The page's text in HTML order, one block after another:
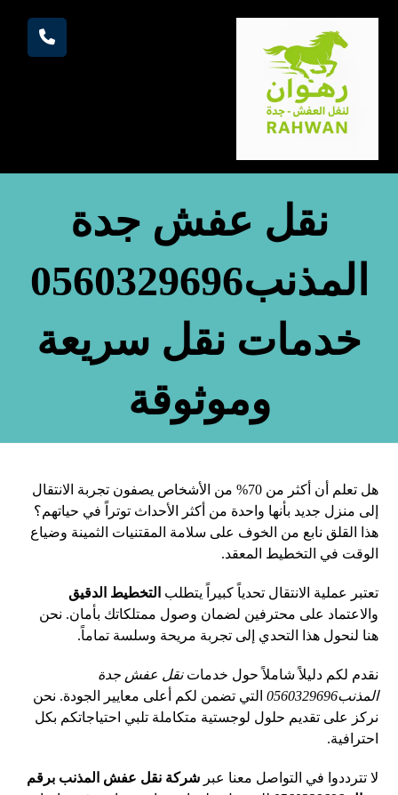
نقل عفش جدة
المذنب0560329696
خدمات نقل سريعة
وموثوقة
هل تعلم أن أكثر من 70% من الأشخاص يصفون تجربة الانتقال
إلى منزل جديد بأنها واحدة من أكثر الأحداث توتراً في حياتهم؟
هذا القلق نابع من الخوف على سلامة المقتنيات الثمينة وضياع
الوقت في التخطيط المعقد.
تعتبر عملية الانتقال تحدياً كبيراً يتطلب التخطيط الدقيق
والاعتماد على محترفين لضمان وصول ممتلكاتك بأمان. نحن
هنا لنحول هذا التحدي إلى تجربة مريحة وسلسة تماماً.
نقدم لكم دليلاً شاملاً حول خدماتنقل عفش جدة
المذنب0560329696
التي تضمن لكم أعلى معايير الجودة. نحن
نركز على تقديم حلول لوجستية متكاملة تلبي احتياجاتكم بكل
احترافية.
لا تترددوا في التواصل معنا عبرشركة نقل عفش المذنب برقم